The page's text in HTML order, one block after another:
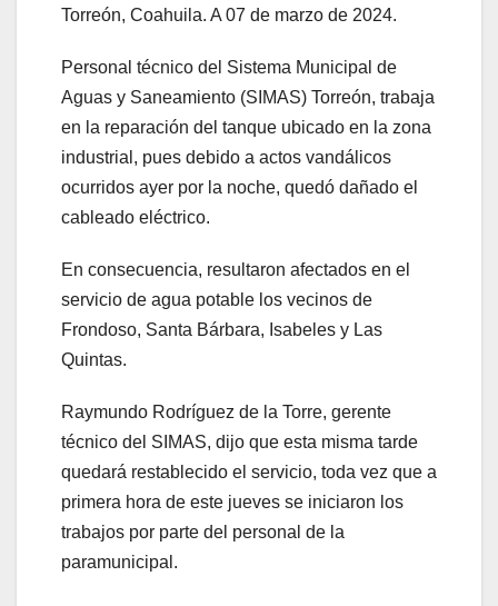
Torreón, Coahuila. A 07 de marzo de 2024.
Personal técnico del Sistema Municipal de
Aguas y Saneamiento (SIMAS) Torreón, trabaja
en la reparación del tanque ubicado en la zona
industrial, pues debido a actos vandálicos
ocurridos ayer por la noche, quedó dañado el
cableado eléctrico.
En consecuencia, resultaron afectados en el
servicio de agua potable los vecinos de
Frondoso, Santa Bárbara, Isabeles y Las
Quintas.
Raymundo Rodríguez de la Torre, gerente
técnico del SIMAS, dijo que esta misma tarde
quedará restablecido el servicio, toda vez que a
primera hora de este jueves se iniciaron los
trabajos por parte del personal de la
paramunicipal.